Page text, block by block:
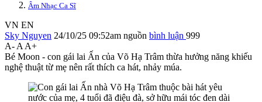
Âm Nhạc Ca Sĩ
VN EN
Sky Nguyen 24/10/25 09:52am nguồn bình luận 999
A- A A+
Bé Moon - con gái lai Ấn của Võ Hạ Trâm thừa hưởng năng khiếu
nghệ thuật từ mẹ nên rất thích ca hát, nhảy múa.